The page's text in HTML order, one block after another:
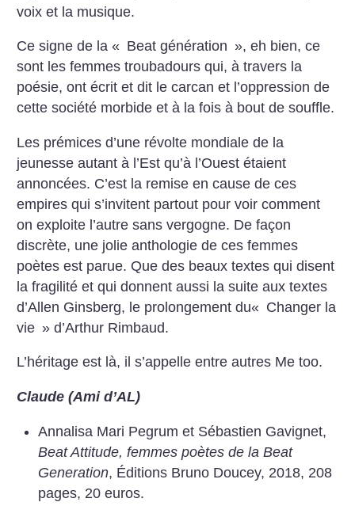
voix et la musique.
Ce signe de la « Beat génération », eh bien, ce
sont les femmes troubadours qui, à travers la
poésie, ont écrit et dit le carcan et l’oppression de
cette société morbide et à la fois à bout de souffle.
Les prémices d’une révolte mondiale de la
jeunesse autant à l’Est qu’à l’Ouest étaient
annoncées. C’est la remise en cause de ces
empires qui s’invitent partout pour voir comment
on exploite l’autre sans vergogne. De façon
discrète, une jolie anthologie de ces femmes
poètes est parue. Que des beaux textes qui disent
la fragilité et qui donnent aussi la suite aux textes
d’Allen Ginsberg, le prolongement du« Changer la
vie » d’Arthur Rimbaud.
L’héritage est là, il s’appelle entre autres Me too.
Claude (Ami d’AL)
Annalisa Mari Pegrum et Sébastien Gavignet,
Beat Attitude, femmes poètes de la Beat
Generation, Éditions Bruno Doucey, 2018, 208
pages, 20 euros.